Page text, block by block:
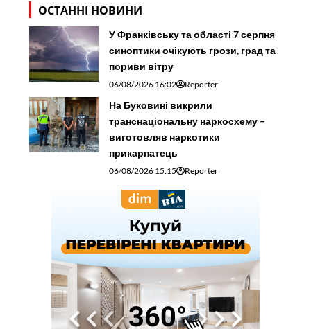
ОСТАННІ НОВИНИ
У Франківську та області 7 серпня
синоптики очікують грози, град та
пориви вітру
06/08/2026 16:02 Reporter
На Буковині викрили
транснаціональну наркосхему –
виготовляв наркотики
прикарпатець
06/08/2026 15:15 Reporter